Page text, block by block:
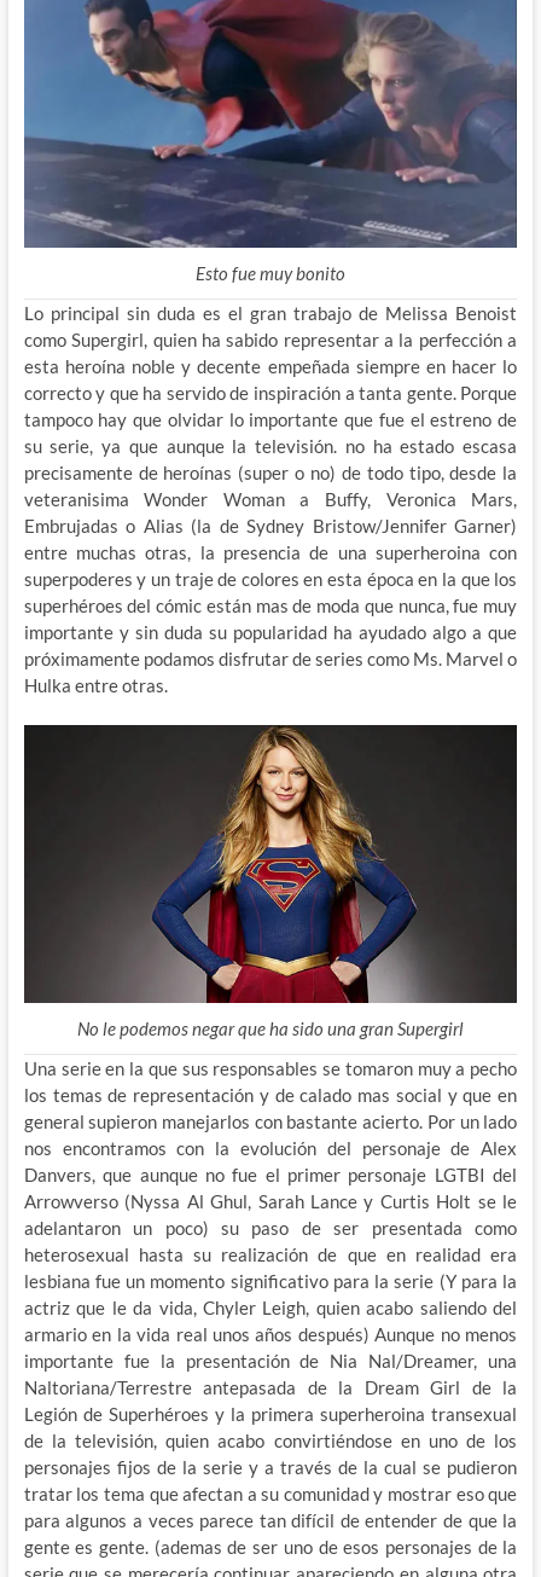
Esto fue muy bonito
Lo principal sin duda es el gran trabajo de Melissa Benoist
como Supergirl, quien ha sabido representar a la perfección a
esta heroína noble y decente empeñada siempre en hacer lo
correcto y que ha servido de inspiración a tanta gente. Porque
tampoco hay que olvidar lo importante que fue el estreno de
su serie, ya que aunque la televisión. no ha estado escasa
precisamente de heroínas (super o no) de todo tipo, desde la
veteranisima Wonder Woman a Buffy, Veronica Mars,
Embrujadas o Alias (la de Sydney Bristow/Jennifer Garner)
entre muchas otras, la presencia de una superheroina con
superpoderes y un traje de colores en esta época en la que los
superhéroes del cómic están mas de moda que nunca, fue muy
importante y sin duda su popularidad ha ayudado algo a que
próximamente podamos disfrutar de series como Ms. Marvel o
Hulka entre otras.
No le podemos negar que ha sido una gran Supergirl
Una serie en la que sus responsables se tomaron muy a pecho
los temas de representación y de calado mas social y que en
general supieron manejarlos con bastante acierto. Por un lado
nos encontramos con la evolución del personaje de Alex
Danvers, que aunque no fue el primer personaje LGTBI del
Arrowverso (Nyssa Al Ghul, Sarah Lance y Curtis Holt se le
adelantaron un poco) su paso de ser presentada como
heterosexual hasta su realización de que en realidad era
lesbiana fue un momento significativo para la serie (Y para la
actriz que le da vida, Chyler Leigh, quien acabo saliendo del
armario en la vida real unos años después) Aunque no menos
importante fue la presentación de Nia Nal/Dreamer, una
Naltoriana/Terrestre antepasada de la Dream Girl de la
Legión de Superhéroes y la primera superheroina transexual
de la televisión, quien acabo convirtiéndose en uno de los
personajes fijos de la serie y a través de la cual se pudieron
tratar los tema que afectan a su comunidad y mostrar eso que
para algunos a veces parece tan difícil de entender de que la
gente es gente. (ademas de ser uno de esos personajes de la